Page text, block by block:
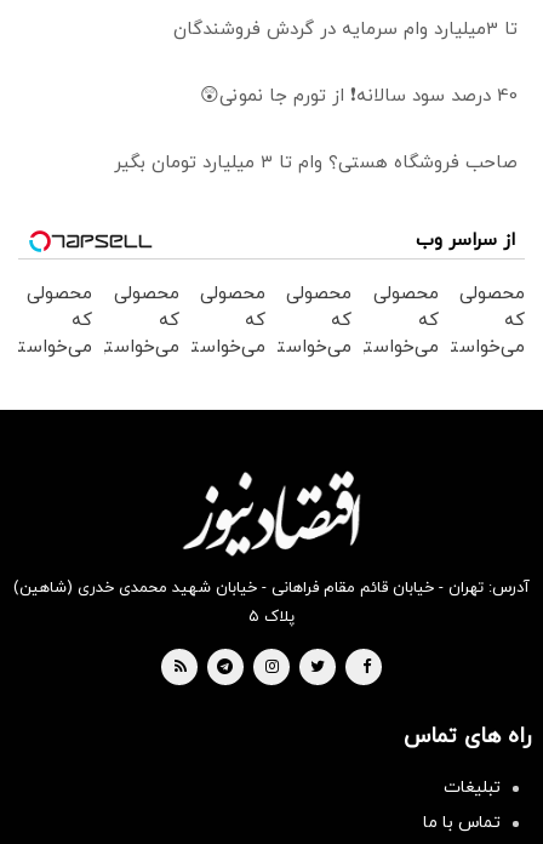
تا 3میلیارد وام سرمایه در گردش فروشندگان
40 درصد سود سالانه❗ از تورم جا نمونی😲
صاحب فروشگاه هستی؟ وام تا ۳ میلیارد تومان بگیر
از سراسر وب
محصولی
که
می‌خواستی
محصولی
که
می‌خواستی
محصولی
که
می‌خواستی
بخر !
محصولی
که
می‌خواستی
بخر !
محصولی
که
می‌خواستی
محصولی
که
می‌خواستی
آدرس: تهران - خیابان قائم مقام فراهانی - خیابان شهید محمدی خدری (شاهین)
پلاک ۵
راه های تماس
تبلیغات
تماس با ما